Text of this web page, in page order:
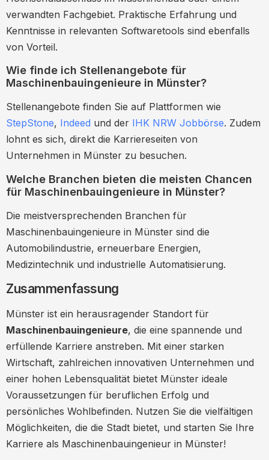
verwandten Fachgebiet. Praktische Erfahrung und
Kenntnisse in relevanten Softwaretools sind ebenfalls
von Vorteil.
Wie finde ich Stellenangebote für
Maschinenbauingenieure in Münster?
Stellenangebote finden Sie auf Plattformen wie
StepStone, Indeed und der IHK NRW Jobbörse. Zudem
lohnt es sich, direkt die Karriereseiten von
Unternehmen in Münster zu besuchen.
Welche Branchen bieten die meisten Chancen
für Maschinenbauingenieure in Münster?
Die meistversprechenden Branchen für
Maschinenbauingenieure in Münster sind die
Automobilindustrie, erneuerbare Energien,
Medizintechnik und industrielle Automatisierung.
Zusammenfassung
Münster ist ein herausragender Standort für
Maschinenbauingenieure, die eine spannende und
erfüllende Karriere anstreben. Mit einer starken
Wirtschaft, zahlreichen innovativen Unternehmen und
einer hohen Lebensqualität bietet Münster ideale
Voraussetzungen für beruflichen Erfolg und
persönliches Wohlbefinden. Nutzen Sie die vielfältigen
Möglichkeiten, die die Stadt bietet, und starten Sie Ihre
Karriere als Maschinenbauingenieur in Münster!